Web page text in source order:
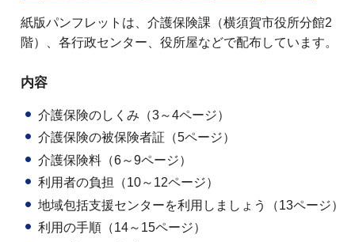
紙版パンフレットは、介護保険課（横須賀市役所分館2
階）、各行政センター、役所屋などで配布しています。
内容
介護保険のしくみ（3～4ページ）
介護保険の被保険者証（5ページ）
介護保険料（6～9ページ）
利用者の負担（10～12ページ）
地域包括支援センターを利用しましょう（13ページ）
利用の手順（14～15ページ）